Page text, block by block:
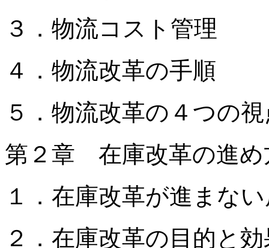
３．物流コスト管理
４．物流改革の手順
５．物流改革の４つの
第２章 在庫改革の進め
１．在庫改革が進まな
２．在庫改革の目的と